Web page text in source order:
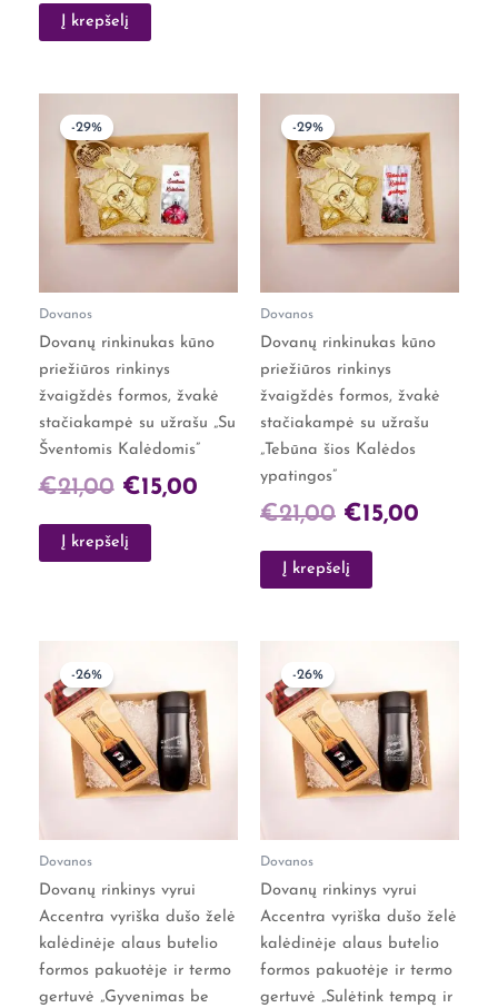
Į krepšelį
-29%
Dovanos
Dovanų rinkinukas kūno
priežiūros rinkinys
žvaigždės formos, žvakė
stačiakampė su užrašu „Su
Šventomis Kalėdomis”
€21,00
price
was:
€21,00.
€15,00
price
is:
€15,00.
Į krepšelį
-29%
Dovanos
Dovanų rinkinukas kūno
priežiūros rinkinys
žvaigždės formos, žvakė
stačiakampė su užrašu
„Tebūna šios Kalėdos
ypatingos”
€21,00
price
was:
€21,00.
€15,00
price
is:
€15,00.
Į krepšelį
-26%
Dovanos
Dovanų rinkinys vyrui
Accentra vyriška dušo želė
kalėdinėje alaus butelio
formos pakuotėje ir termo
gertuvė „Gyvenimas be
price
was:
€27,00. €20,00.
-26%
Dovanos
Dovanų rinkinys vyrui
Accentra vyriška dušo želė
kalėdinėje alaus butelio
formos pakuotėje ir termo
gertuvė „Sulėtink tempą ir
price
was:
€27,00.